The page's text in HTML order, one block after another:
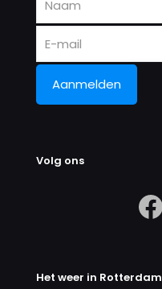
Volg ons
Het weer in Rotterdam